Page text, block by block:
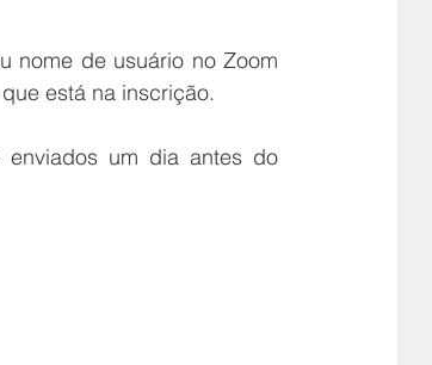
nome de usuário no Zoom
está na inscrição.
um dia antes do